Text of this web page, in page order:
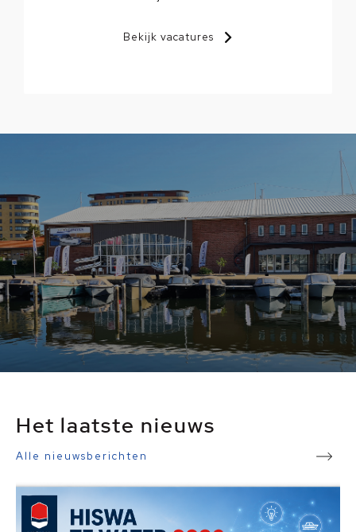
Bekijk vacatures
Het laatste nieuws
Alle nieuwsberichten